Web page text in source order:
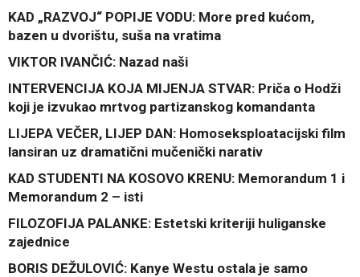
KAD „RAZVOJ“ POPIJE VODU: More pred kućom,
bazen u dvorištu, suša na vratima
VIKTOR IVANČIĆ: Nazad naši
INTERVENCIJA KOJA MIJENJA STVAR: Priča o Hodži
koji je izvukao mrtvog partizanskog komandanta
LIJEPA VEČER, LIJEP DAN: Homoseksploatacijski film
lansiran uz dramatični mučenički narativ
KAD STUDENTI NA KOSOVO KRENU: Memorandum 1 i
Memorandum 2 – isti
FILOZOFIJA PALANKE: Estetski kriteriji huliganske
zajednice
BORIS DEŽULOVIĆ: Kanye Westu ostala je samo